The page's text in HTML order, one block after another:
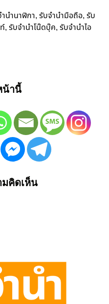
นำนาฬิกา, รับจำนำมือถือ, รับ
, รับจำนำโน๊ดบุ๊ค, รับจำนำไอ
น้านี้
มคิดเห็น